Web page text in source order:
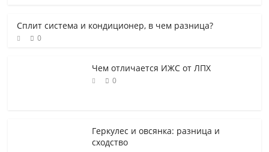
Сплит система и кондиционер, в чем разница?
0
Чем отличается ИЖС от ЛПХ
0
Геркулес и овсянка: разница и
сходство